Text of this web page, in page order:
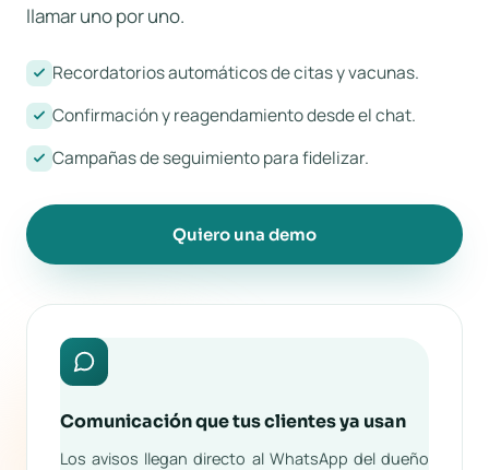
llamar uno por uno.
Recordatorios automáticos de citas y vacunas.
Confirmación y reagendamiento desde el chat.
Campañas de seguimiento para fidelizar.
Quiero una demo
Comunicación que tus clientes ya usan
Los avisos llegan directo al WhatsApp del dueño